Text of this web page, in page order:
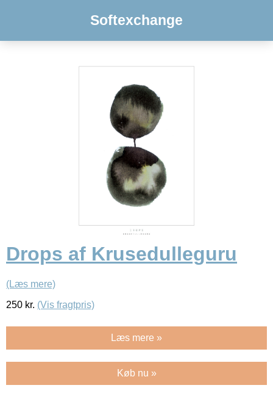
Softexchange
Drops af Krusedulleguru
(Læs mere)
250 kr. (Vis fragtpris)
Læs mere »
Køb nu »